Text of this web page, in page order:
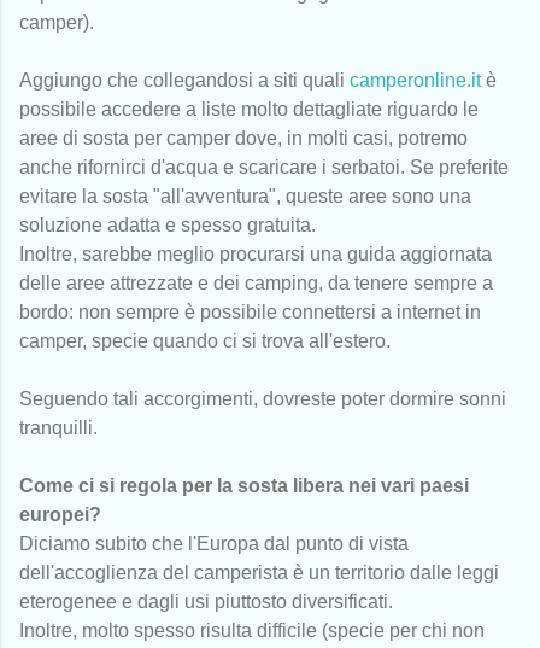
camper).
Aggiungo che collegandosi a siti quali camperonline.itè
possibile accedere a liste molto dettagliate riguardo le
aree di sosta per camper dove, in molti casi, potremo
anche rifornirci d'acqua e scaricare i serbatoi. Se preferite
evitare la sosta "all'avventura", queste aree sono una
soluzione adatta e spesso gratuita.
Inoltre, sarebbe meglio procurarsi una guida aggiornata
delle aree attrezzate e dei camping, da tenere sempre a
bordo: non sempre è possibile connettersi a internet in
camper, specie quando ci si trova all'estero.
Seguendo tali accorgimenti, dovreste poter dormire sonni
tranquilli.
Come ci si regola per la sosta libera nei vari paesi
europei?
Diciamo subito che l'Europa dal punto di vista
dell'accoglienza del camperista è un territorio dalle leggi
eterogenee e dagli usi piuttosto diversificati.
Inoltre, molto spesso risulta difficile (specie per chi non